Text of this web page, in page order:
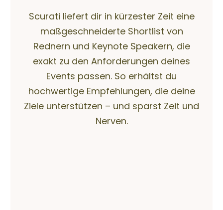
Scurati liefert dir in kürzester Zeit eine
maßgeschneiderte Shortlist von
Rednern und Keynote Speakern, die
exakt zu den Anforderungen deines
Events passen. So erhältst du
hochwertige Empfehlungen, die deine
Ziele unterstützen – und sparst Zeit und
Nerven.